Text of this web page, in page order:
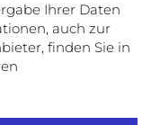
Ihrer Daten
auch zur
finden Sie in